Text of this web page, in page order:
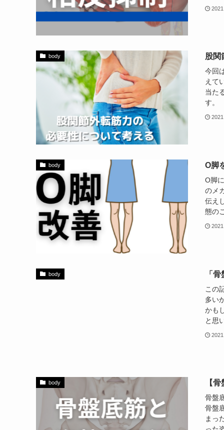
body 股関
今回
えて
当た
す。
body O脚
O脚
のメ
伝え
態の
body 「
この
多い
かも
と思
body 【
骨盤
骨盤
まっ